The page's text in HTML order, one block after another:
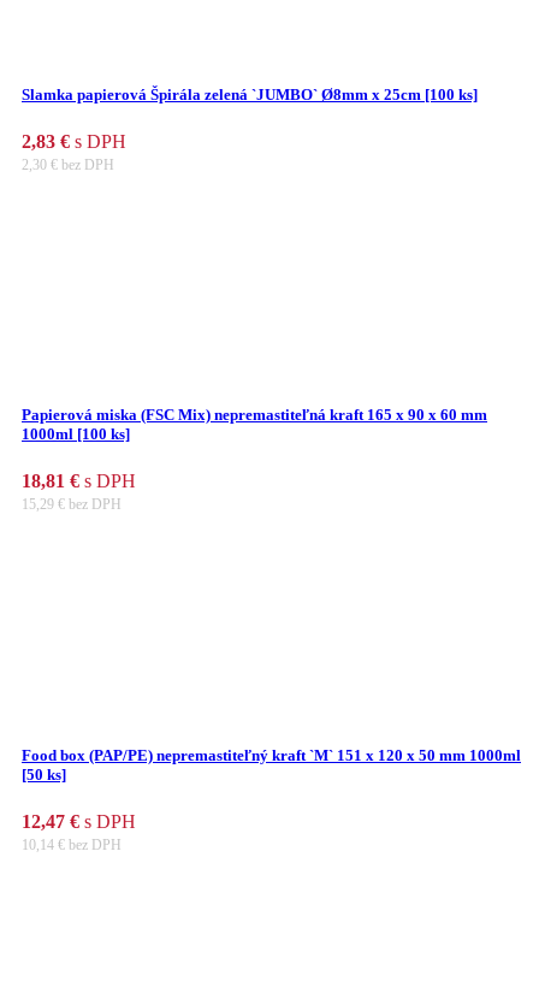
Slamka papierová Špirála zelená `JUMBO` Ø8mm x 25cm [100 ks]
2,83 € s DPH
2,30 € bez DPH
Papierová miska (FSC Mix) nepremastiteľná kraft 165 x 90 x 60 mm
1000ml [100 ks]
18,81 € s DPH
15,29 € bez DPH
Food box (PAP/PE) nepremastiteľný kraft `M` 151 x 120 x 50 mm 1000ml
[50 ks]
12,47 € s DPH
10,14 € bez DPH